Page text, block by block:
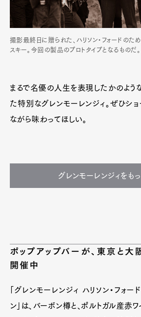
撮影最終日に贈られた、ハリソン・フォードのた
スキー。今回の製品のプロトタイプとなるものだ。
まるで名優の人生を表現したかのよう
た特別なグレンモーレンジィ。ぜひシ
ながら味わってほしい。
グレンモーレンジィをも
ポップアップバーが、東京と
開催中
「グレンモーレンジィ ハリソン・フォー
ン」は、バーボン樽と、ポルトガル産赤